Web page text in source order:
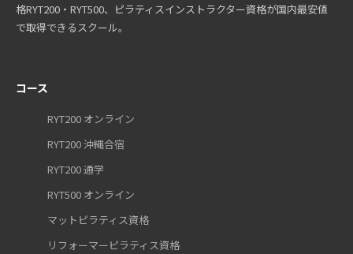
格RYT200・RYT500、ピラティスインストラクター資格が国内最安値
で取得できるスクール。
コース
RYT200 オンライン
RYT200 沖縄合宿
RYT200 通学
RYT500 オンライン
マットピラティス資格
リフォーマーピラティス資格